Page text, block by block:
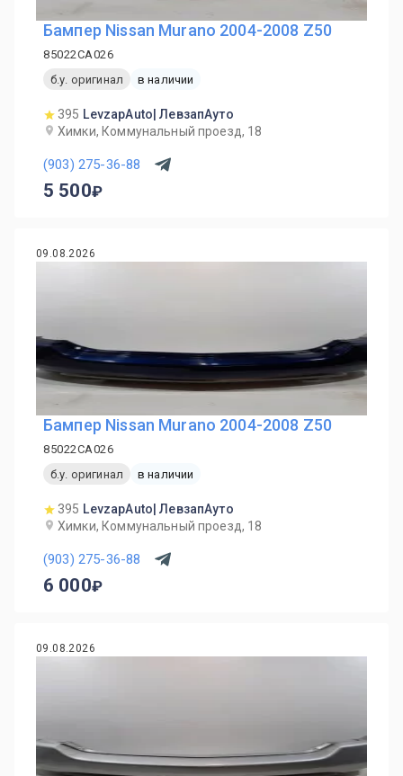
Бампер Nissan Murano 2004-2008 Z50
85022CA026
б.у. оригинал
в наличии
395 LevzapAuto| ЛевзапАуто
Химки, Коммунальный проезд, 18
(903) 275-36-88
5 500
09.08.2026
Бампер Nissan Murano 2004-2008 Z50
85022CA026
б.у. оригинал
в наличии
395 LevzapAuto| ЛевзапАуто
Химки, Коммунальный проезд, 18
(903) 275-36-88
6 000
09.08.2026